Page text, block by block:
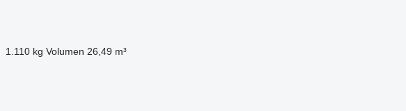
1.110 kg Volumen 26,49 m³